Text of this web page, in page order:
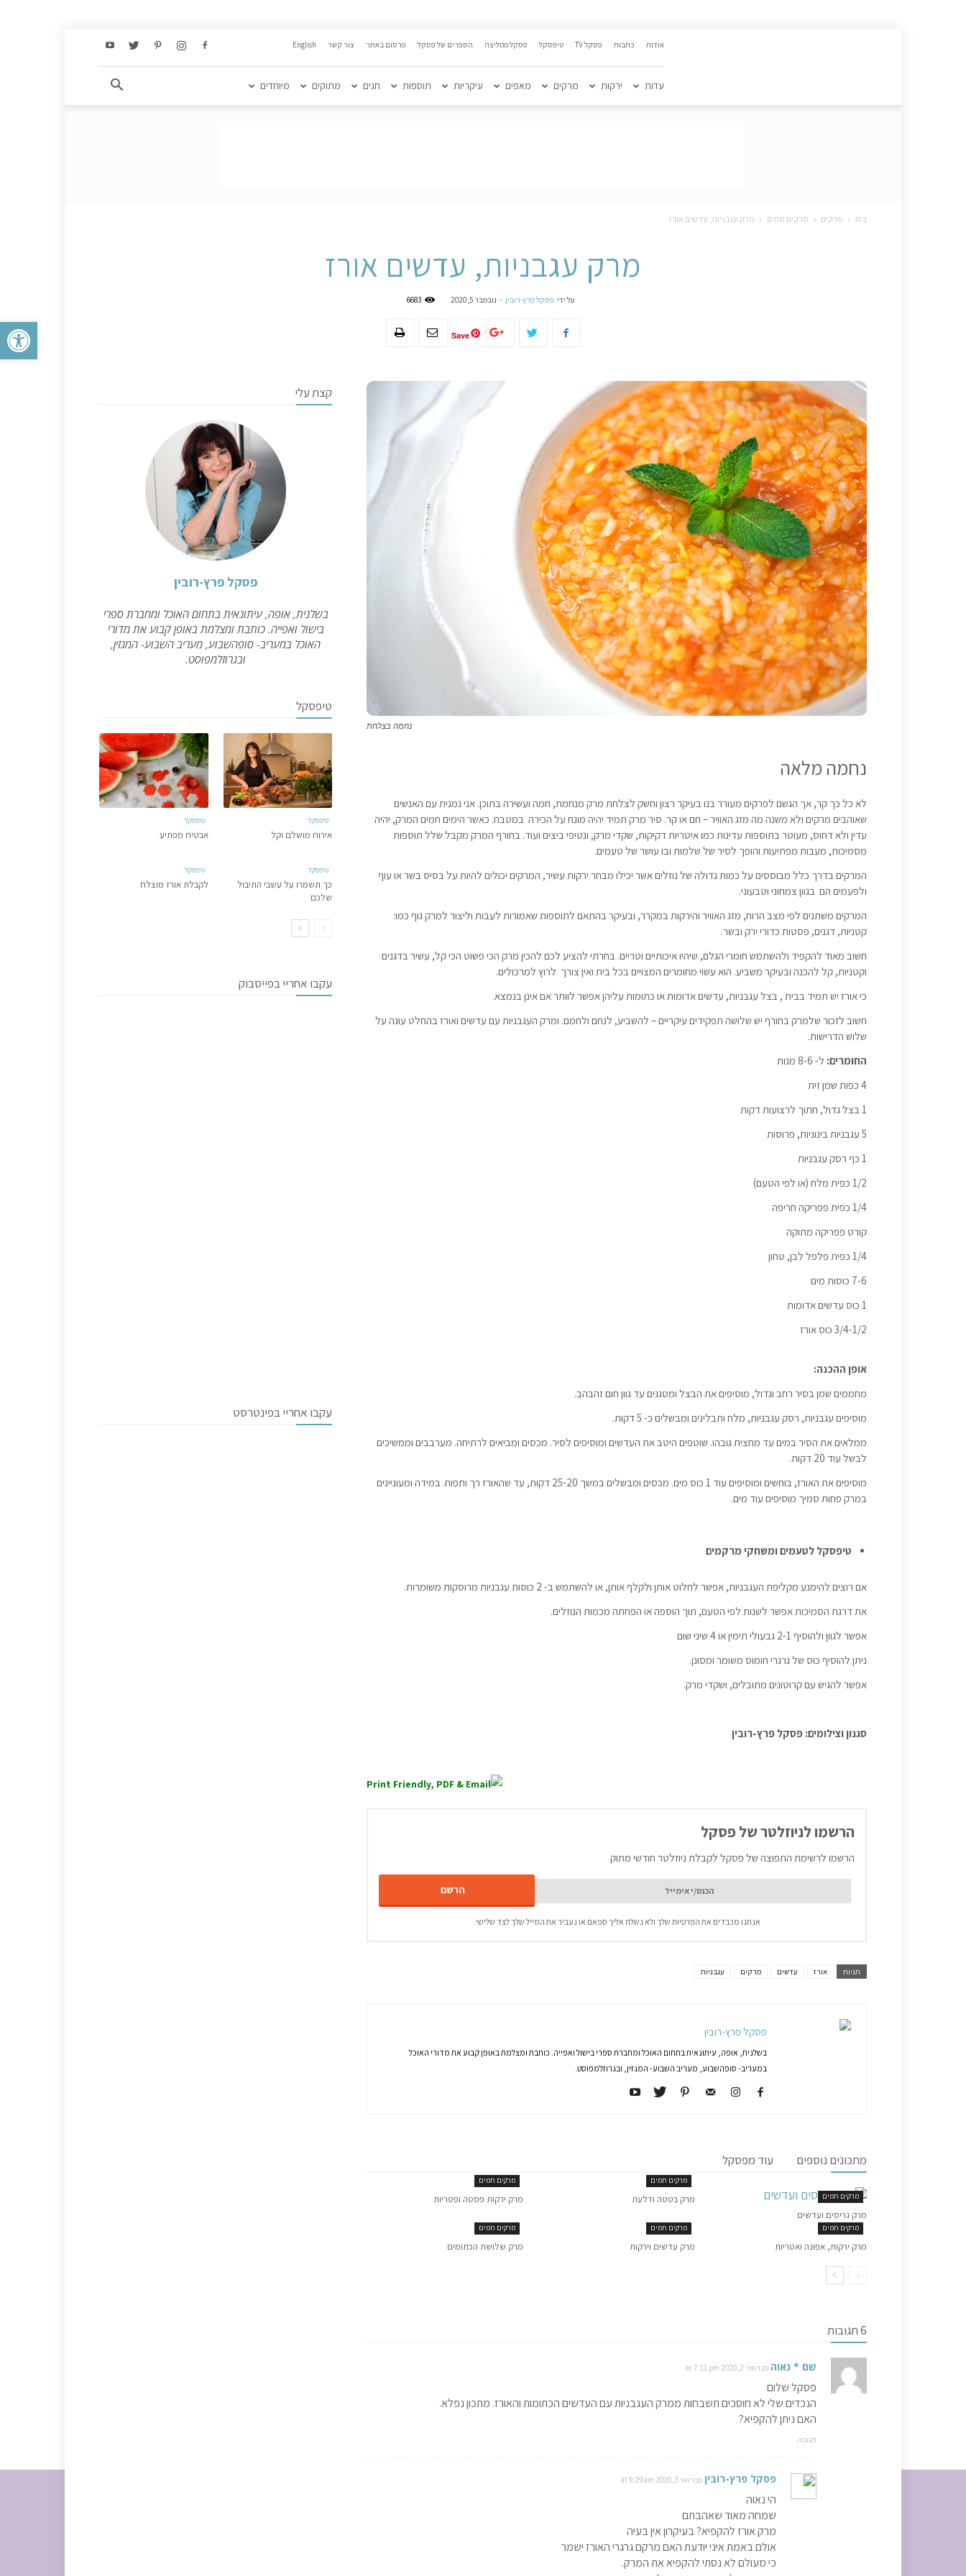
פתח
….
אודות כתבות פסקל TV טיפסקל פסקל ממליצה הספרים של פסקל פרסום באתר צור קשר English
עדות ירקות מרקים מאפים עיקריות תוספות חגים מתוקים מיוחדים
בית מרקים מרקים חמים מרק עגבניות, עדשים אורז
מרק עגבניות, עדשים אורז
על ידי פסקל פרץ-רובין - נובמבר 5, 2020 6683
Save
נחמה בצלחת
נחמה מלאה
לא כל כך קר, אך הגשם לפרקים מעורר בנו בעיקר רצון וחשק לצלחת מרק מנחמת, חמה ועשירה בתוכן. אני נמנית עם האנשים
שאוהבים מרקים ולא משנה מה מזג האוויר – חם או קר. סיר מרק תמיד יהיה מונח על הכירה במטבח. כאשר הימים חמים המרק, יהיה
עדין ולא דחוס, מעוטר בתוספות עדינות כמו איטריות דקיקות, שקדי מרק, ונטיפי ביצים ועוד. בחורף המרק מקבל שלל תוספות
מסמיכות, מעבות מפתיעות והופך לסיר של שלמות ובו עושר של טעמים.
המרקים בדרך כלל מבוססים על כמות גדולה של נוזלים אשר יכילו מבחר ירקות עשיר, המרקים יכולים להיות על בסיס בשר או עוף
ולפעמים הם בגוון צמחוני וטבעוני.
המרקים משתנים לפי מצב הרוח, מזג האוויר והירקות במקרר, ובעיקר בהתאם לתוספות שאמורות לעבות וליצור למרק גוף כמו:
קטניות, דגנים, פסטות כדורי ירק ובשר.
חשוב מאוד להקפיד ולהשתמש חומרי הגלם, שיהיו איכותיים וטריים. בחרתי להציע לכם להכין מרק הכי פשוט הכי קל, עשיר בדגנים
וקטניות, קל להכנה ובעיקר משביע. הוא עשוי מחומרים המצויים בכל בית ואין צורך לרוץ למרכולים.
כי אורז יש תמיד בבית , בצל עגבניות, עדשים אדומות או כתומות עליהן אפשר לוותר אם אינן בנמצא.
חשוב לזכור שלמרק בחורף יש שלושה תפקידים עיקריים – להשביע, לנחם ולחמם. ומרק העגבניות עם עדשים ואורז בהחלט עונה על
שלוש הדרישות.
החומרים: ל- 8-6 מנות
4 כפות שמן זית
1 בצל גדול, חתוך לרצועות דקות
5 עגבניות בינוניות, פרוסות
1 כף רסק עגבניות
1/2 כפית מלח (או לפי הטעם)
1/4 כפית פפריקה חריפה
קורט פפריקה מתוקה
1/4 כפית פלפל לבן, טחון
7-6 כוסות מים
1 כוס עדשים אדומות
3/4-1/2 כוס אורז
אופן ההכנה:
מחממים שמן בסיר רחב וגדול, מוסיפים את הבצל ומטגנים עד גוון חום זהבהב.
מוסיפים עגבניות, רסק עגבניות, מלח ותבלינים ומבשלים כ- 5 דקות.
ממלאים את הסיר במים עד מחצית גובהו. שוטפים היטב את העדשים ומוסיפים לסיר. מכסים ומביאים לרתיחה. מערבבים וממשיכים
לבשל עוד 20 דקות.
מוסיפים את האורז, בוחשים ומוסיפים עוד 1 כוס מים. מכסים ומבשלים במשך 25-20 דקות, עד שהאורז רך ותפוח. במידה ומעוניינים
במרק פחות סמיך מוסיפים עוד מים.
טיפסקל לטעמים ומשחקי מרקמים
אם רוצים להימנע מקליפת העגבניות, אפשר לחלוט אותן ולקלף אותן, או להשתמש ב- 2 כוסות עגבניות מרוסקות משומרות.
את דרגת הסמיכות אפשר לשנות לפי הטעם, תוך הוספה או הפחתה מכמות הנוזלים.
אפשר לגוון ולהוסיף 2-1 גבעולי תימין או 4 שיני שום
ניתן להוסיף כוס של גרגרי חומוס משומר ומסונן.
אפשר להגיש עם קרוטונים מתובלים, ושקדי מרק.
סגנון וצילומים: פסקל פרץ-רובין
הרשמו לניוזלטר של פסקל
הרשמו לרשימת התפוצה של פסקל לקבלת ניוזלטר חודשי מתוק
אנחנו מכבדים את הפרטיות שלך ולא נשלח אליך ספאם או נעביר את המייל שלך לצד שלישי.
תגיות אורז עדשים מרקים עגבניות
פסקל פרץ-רובין
בשלנית, אופה, עיתונאית בתחום האוכל ומחברת ספרי בישול ואפייה. כותבת ומצלמת באופן קבוע את מדורי האוכל
במעריב- סופהשבוע, מעריב השבוע- המגזין, ובגרוזלמפוסט.
מתכונים נוספים עוד מפסקל
מרקים חמים
מרק גריסים ועדשים
מרקים חמים
מרק בטטה ודלעת
מרקים חמים
מרק ירקות פסטה ופטריות
מרקים חמים
מרק ירקות, אפונה ואטריות
מרקים חמים
מרק עדשים וירקות
מרקים חמים
מרק שלושת הכתומים
6 תגובות
שם * נאוה פברואר 2, 2020 at 7:11 pm
פסקל שלום
הנכדים שלי לא חוסכים תשבחות ממרק העגבניות עם העדשים הכתומות והאורז. מתכון נפלא.
האם ניתן להקפיא?
תגובה
פסקל פרץ-רובין פברואר 3, 2020 at 9:29 am
הי נאוה
שמחה מאוד שאהבתם
מרק אורז להקפיא? בעיקרון אין בעיה
אולם באמת איני יודעת האם מרקם גרגרי האורז ישמר
כי מעולם לא נסתי להקפיא את המרק.
קצת עלי
פסקל פרץ-רובין
בשלנית, אופה, עיתונאית בתחום האוכל ומחברת ספרי
בישול ואפייה. כותבת ומצלמת באופן קבוע את מדורי
האוכל במעריב- סופהשבוע, מעריב השבוע- המגזין,
ובגרוזלמפוסט.
טיפסקל
טיפסקל
אירוח מושלם וקל
טיפסקל
אבטיח מפתיע
טיפסקל
כך תשמרו על עשבי התיבול
שלכם
טיפסקל
לקבלת אורז מוצלח
עקבו אחריי בפייסבוק
עקבו אחריי בפינטרסט